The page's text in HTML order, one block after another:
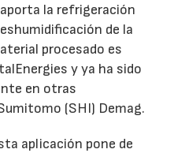
la refrigeración
de la
procesado es
y ya ha sido
en otras
(SHI) Demag.
aplicación pone de